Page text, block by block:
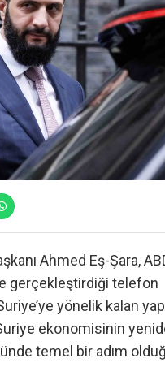
Ahmed Eş-Şara,
gerçekleştirdiği telefon
yönelik kalan
Suriye ekonomisinin
temel bir adım